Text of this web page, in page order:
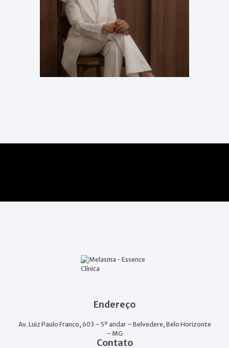
Endereço
Av. Luiz Paulo Franco, 603 – 5º andar – Belvedere, Belo Horizonte
– MG
Contato